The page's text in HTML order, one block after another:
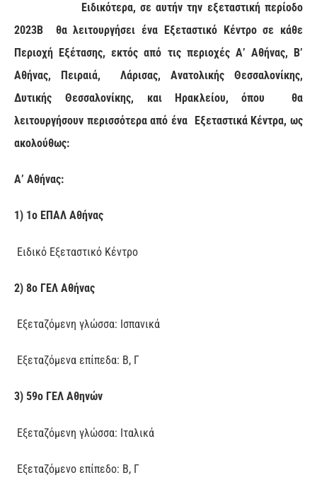
Ειδικότερα, σε αυτήν την εξεταστική περίοδο
2023Β θα λειτουργήσει ένα Εξεταστικό Κέντρο σε κάθε
Περιοχή Εξέτασης, εκτός από τις περιοχές Α’ Αθήνας, Β’
Αθήνας, Πειραιά, Λάρισας, Ανατολικής Θεσσαλονίκης,
Δυτικής Θεσσαλονίκης, και Ηρακλείου, όπου θα
λειτουργήσουν περισσότερα από ένα Εξεταστικά Κέντρα, ως
ακολούθως:
Α’ Αθήνας:
1) 1ο ΕΠΑΛ Αθήνας
Ειδικό Εξεταστικό Κέντρο
2) 8ο ΓΕΛ Αθήνας
Εξεταζόμενη γλώσσα: Ισπανικά
Εξεταζόμενα επίπεδα: Β, Γ
3) 59ο ΓΕΛ Αθηνών
Εξεταζόμενη γλώσσα: Ιταλικά
Εξεταζόμενο επίπεδο: Β, Γ